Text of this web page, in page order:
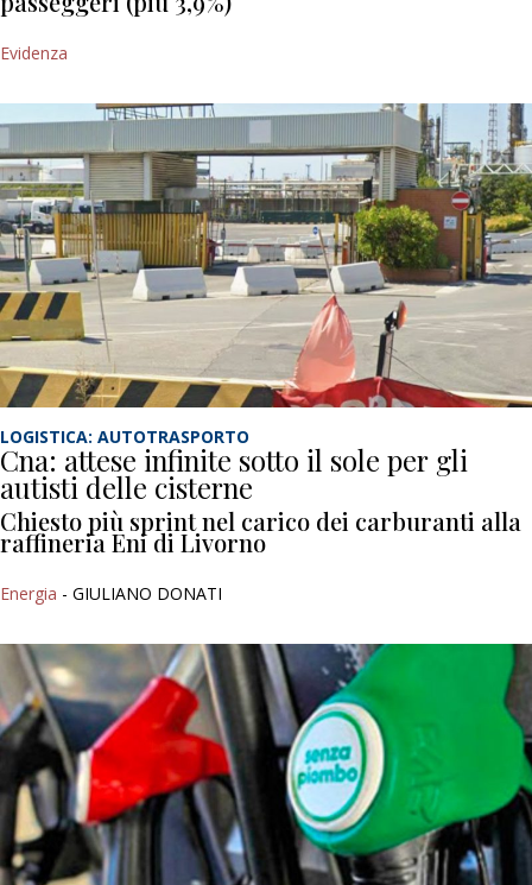
Evidenza
LOGISTICA: AUTOTRASPORTO
Cna: attese infinite sotto il sole per gli
autisti delle cisterne
Chiesto più sprint nel carico dei carburanti alla
raffineria Eni di Livorno
Energia - GIULIANO DONATI